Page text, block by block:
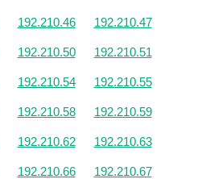
192.210.46 192.210.47
192.210.50 192.210.51
192.210.54 192.210.55
192.210.58 192.210.59
192.210.62 192.210.63
192.210.66 192.210.67